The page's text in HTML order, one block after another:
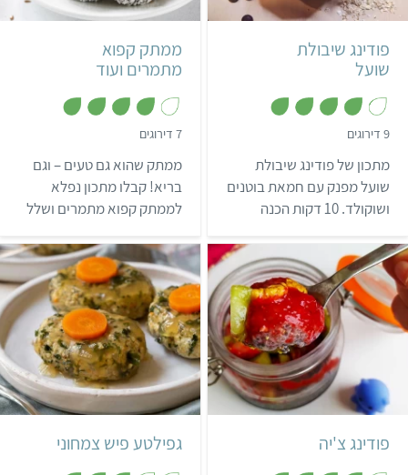
500 מ"ל
פודינג שיבולת
שועל
9 דירוגים
.
1
מ
ת
ו
מתכון של פודינג שיבולת
שועל מפנק עם חמאת בוטנים
ושוקולד. 10 דקות הכנה
בוקר משביעה ומלאת חלבון –
דרך מעולה להתחיל את היום!
ממתק קפוא
מתמרים ועוד
7 דירוגים
מ
ת
ו
ך
5
ממתק שהוא גם טעים – וגם
בריא! קבלו מתכון נפלא
לממתק קפוא מתמרים ושלל
8 שעות ו-25 דקות
צנצנת גדולה (500 מ"ל)
פודינג צ'יה
קל מזרח אירופאי, יהודי
גפילטע פיש צמחוני